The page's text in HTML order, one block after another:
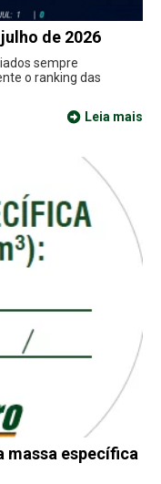
de 2026
sempre
o ranking das
Leia mais
massa específica